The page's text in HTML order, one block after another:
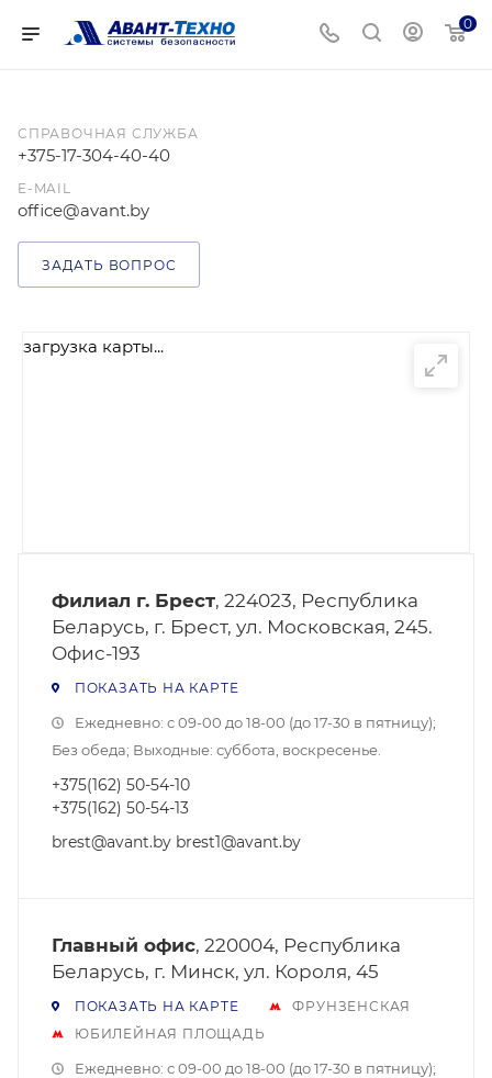
0
СПРАВОЧНАЯ СЛУЖБА
+375-17-304-40-40
E-MAIL
office@avant.by
ЗАДАТЬ ВОПРОС
загрузка карты...
Филиал г. Брест, 224023, Республика
Беларусь, г. Брест, ул. Московская, 245.
Офис-193
ПОКАЗАТЬ НА КАРТЕ
Ежедневно: с 09-00 до 18-00 (до 17-30 в пятницу);
Без обеда; Выходные: суббота, воскресенье.
+375(162) 50-54-10
+375(162) 50-54-13
brest@avant.by brest1@avant.by
Главный офис, 220004, Республика
Беларусь, г. Минск, ул. Короля, 45
ПОКАЗАТЬ НА КАРТЕ
ФРУНЗЕНСКАЯ
ЮБИЛЕЙНАЯ ПЛОЩАДЬ
Ежедневно: с 09-00 до 18-00 (до 17-30 в пятницу);